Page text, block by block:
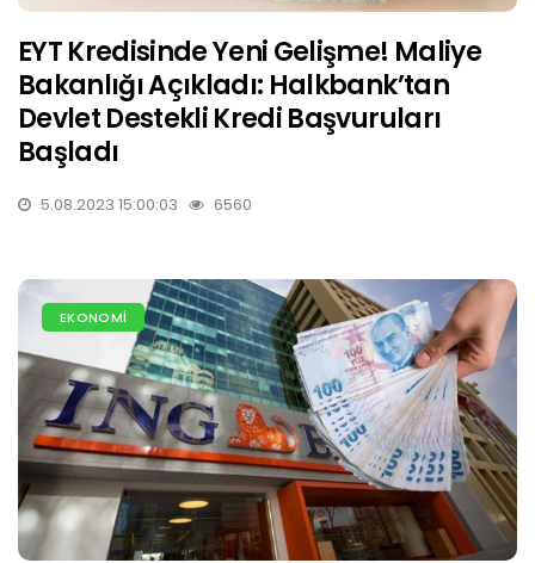
EYT Kredisinde Yeni Gelişme! Maliye
Bakanlığı Açıkladı: Halkbank’tan
Devlet Destekli Kredi Başvuruları
Başladı
5.08.2023 15:00:03 6560
EKONOMİ